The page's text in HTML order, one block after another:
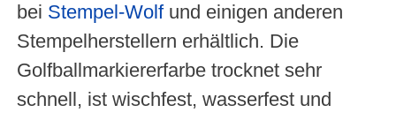
bei Stempel-Wolfund einigen anderen
Stempelherstellern erhältlich. Die
Golfballmarkiererfarbe trocknet sehr
schnell, ist wischfest, wasserfest und